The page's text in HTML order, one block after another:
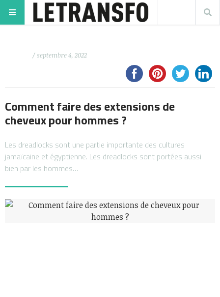
/ septembre 4, 2022
Comment faire des extensions de
cheveux pour hommes ?
Les dreadlocks sont une partie importante des cultures
jamaïcaine et égyptienne. Les dreadlocks sont portées aussi
bien par les hommes…